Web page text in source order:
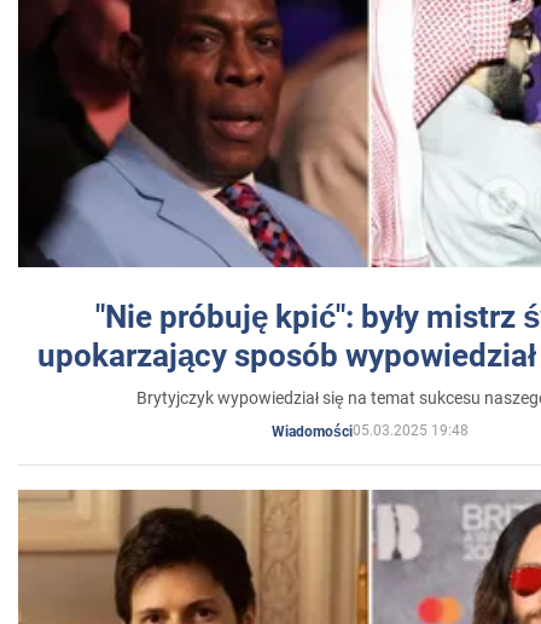
"Nie próbuję kpić": były mistrz
upokarzający sposób
Brytyjczyk wypowiedział się na temat sukcesu
Wiadomości05.03.2025 19:48